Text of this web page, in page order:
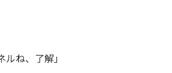
ルね、了解」